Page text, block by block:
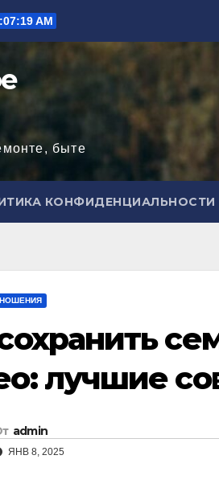
AM
быте
КОНФИДЕНЦИАЛЬНОСТИ
лучшие
admin
ЯНВ 8, 2025